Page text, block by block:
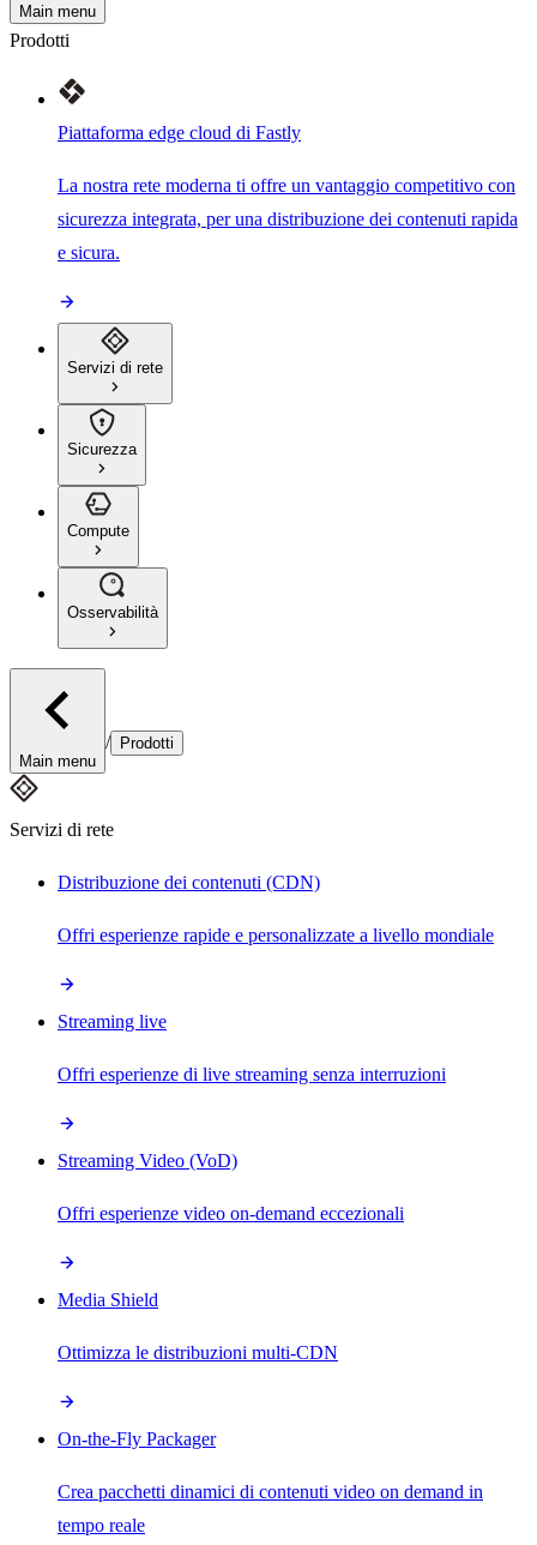
Main menu
Prodotti
Piattaforma edge cloud di Fastly
La nostra rete moderna ti offre un vantaggio competitivo con
sicurezza integrata, per una distribuzione dei contenuti rapida
e sicura.
Servizi di rete
Sicurezza
Compute
Osservabilità
Main menu
/ Prodotti
Servizi di rete
Distribuzione dei contenuti (CDN)
Offri esperienze rapide e personalizzate a livello mondiale
Streaming live
Offri esperienze di live streaming senza interruzioni
Streaming Video (VoD)
Offri esperienze video on-demand eccezionali
Media Shield
Ottimizza le distribuzioni multi-CDN
On-the-Fly Packager
Crea pacchetti dinamici di contenuti video on demand in
tempo reale